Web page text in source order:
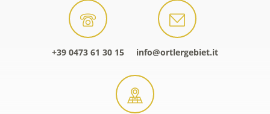
+39 0473 61 30 15 info@ortlergebiet.it